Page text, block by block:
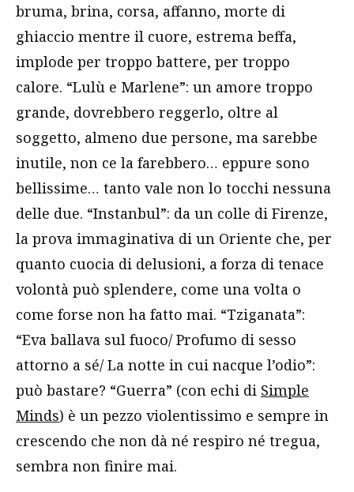
bruma, brina, corsa, affanno, morte di
ghiaccio mentre il cuore, estrema beffa,
implode per troppo battere, per troppo
calore. “Lulù e Marlene”: un amore troppo
grande, dovrebbero reggerlo, oltre al
soggetto, almeno due persone, ma sarebbe
inutile, non ce la farebbero… eppure sono
bellissime… tanto vale non lo tocchi nessuna
delle due. “Instanbul”: da un colle di Firenze,
la prova immaginativa di un Oriente che, per
quanto cuocia di delusioni, a forza di tenace
volontà può splendere, come una volta o
come forse non ha fatto mai. “Tziganata”:
“Eva ballava sul fuoco/ Profumo di sesso
attorno a sé/ La notte in cui nacque l’odio”:
può bastare? “Guerra” (con echi di Simple
Minds) è un pezzo violentissimo e sempre in
crescendo che non dà né respiro né tregua,
sembra non finire mai.